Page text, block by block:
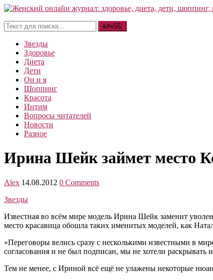
Звезды
Здоровье
Диета
Дети
Он и я
Шоппинг
Красота
Интим
Вопросы читателей
Новости
Разное
Ирина Шейк займет место
Alex 14.08.2012 0 Comments
Звезды
Известная во всём мире модель Ирина Шейк заменит
место красавица обошла таких именитых моделей, как
«Переговоры велись сразу с несколькими известными в
согласования и не был подписан, мы не хотели раскрывать
Тем не менее, с Ириной всё ещё не улажены некоторые